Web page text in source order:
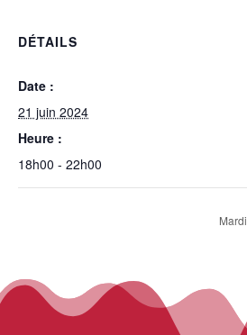
DÉTAILS
Date :
21 juin 2024
Heure :
18h00 - 22h00